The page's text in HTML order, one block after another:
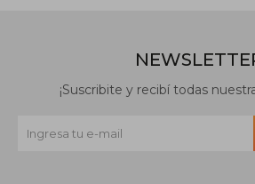
¡Suscribite y recibí todas